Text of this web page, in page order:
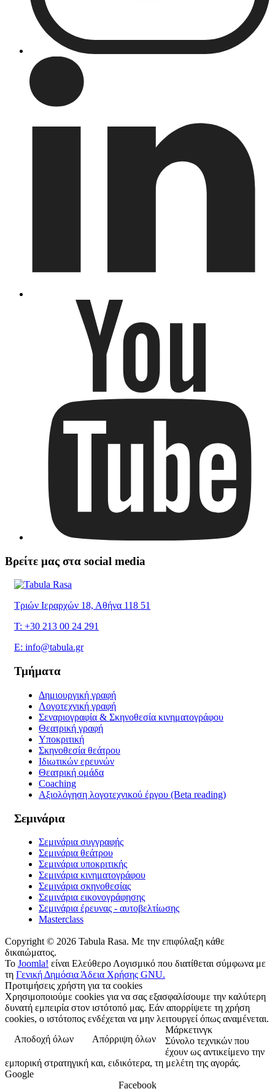
Βρείτε μας στα social media
Τριών Ιεραρχών 18, Αθήνα 118 51
T: +30 213 00 24 291
E: info@tabula.gr
Τμήματα
Δημιουργική γραφή
Λογοτεχνική γραφή
Σεναριογραφία & Σκηνοθεσία κινηματογράφου
Θεατρική γραφή
Υποκριτική
Σκηνοθεσία θεάτρου
Ιδιωτικών ερευνών
Θεατρική ομάδα
Coaching
Αξιολόγηση λογοτεχνικού έργου (Beta reading)
Σεμινάρια
Σεμινάρια συγγραφής
Σεμινάρια θεάτρου
Σεμινάρια υποκριτικής
Σεμινάρια κινηματογράφου
Σεμινάρια σκηνοθεσίας
Σεμινάρια εικονογράφησης
Σεμινάρια έρευνας - αυτοβελτίωσης
Masterclass
Copyright © 2026 Tabula Rasa. Με την επιφύλαξη κάθε
δικαιώματος.
Το Joomla! είναι Ελεύθερο Λογισμικό που διατίθεται σύμφωνα με
τη Γενική Δημόσια Άδεια Χρήσης GNU.
Προτιμήσεις χρήστη για τα cookies
Χρησιμοποιούμε cookies για να σας εξασφαλίσουμε την καλύτερη
δυνατή εμπειρία στον ιστότοπό μας. Εάν απορρίψετε τη χρήση
cookies, ο ιστότοπος ενδέχεται να μην λειτουργεί όπως αναμένεται.
Αποδοχή όλων
Απόρριψη όλων
Μάρκετινγκ
Σύνολο τεχνικών που
έχουν ως αντικείμενο την
εμπορική στρατηγική και, ειδικότερα, τη μελέτη της αγοράς.
Google
Facebook